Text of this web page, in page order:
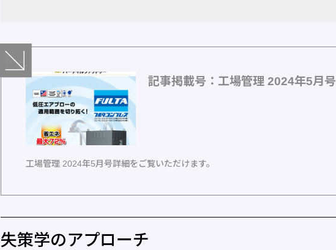
記事掲載号：工場管理 2024年5月号
工場管理 2024年5月号詳細をご覧いただけます。
失策学のアプローチ